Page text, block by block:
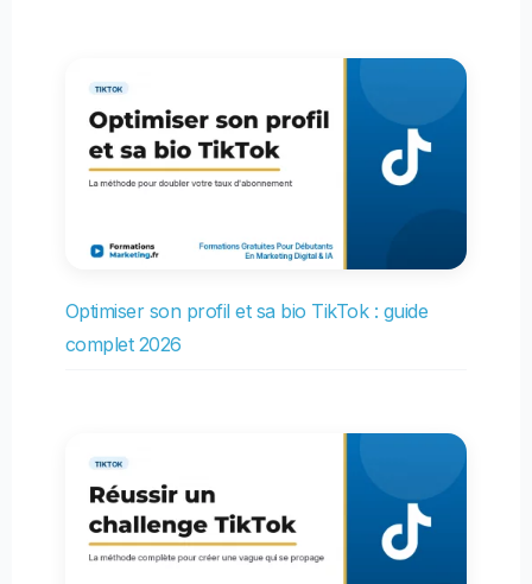
Optimiser son profil et sa bio TikTok : guide
complet 2026